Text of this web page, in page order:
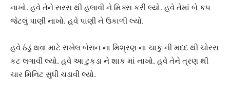
નાખો. હવે તેને સરસ થી હલાવી ને મિક્સ કરી લ્યો. હવે તેમાં બે કપ
જેટલું પાણી નાખો. હવે પાણી ને ઉકાળી લ્યો.
હવે ઠંડું થવા માટે રાખેલ બેસન ના મિશ્રણ ના ચાકુ ની મદદ થી ચોરસ
કટ લગાવી લ્યો. હવે આ ટુકડા ને શાક માં નાખો. હવે તેને ત્રણ થી
ચાર મિનિટ સુધી ચડાવી લ્યો.